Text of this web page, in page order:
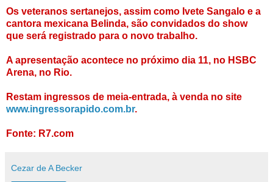
Os veteranos sertanejos, assim como Ivete Sangalo e a
cantora mexicana Belinda, são convidados do show
que será registrado para o novo trabalho.
A apresentação acontece no próximo dia 11, no HSBC
Arena, no Rio.
Restam ingressos de meia-entrada, à venda no site
www.ingressorapido.com.br.
Fonte: R7.com
Cezar de A Becker